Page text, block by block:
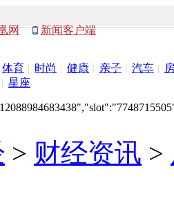
网 新闻客户端
体育 时尚 健康 亲子 汽车
星座
> 财经资讯 >